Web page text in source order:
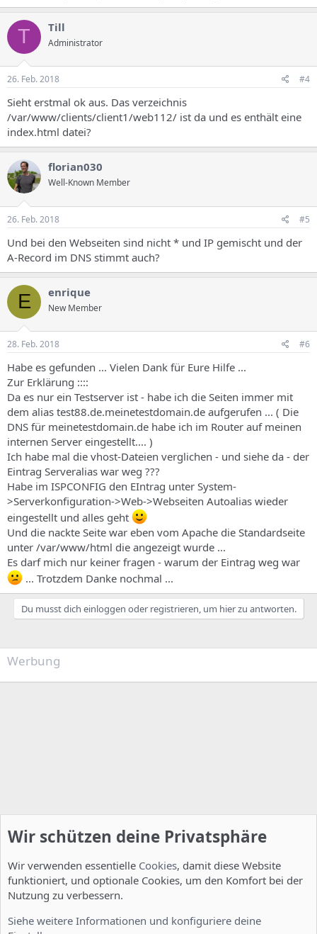
T Till
Administrator
26. Feb. 2018 #4
Sieht erstmal ok aus. Das verzeichnis
/var/www/clients/client1/web112/ ist da und es enthält eine
index.html datei?
florian030
Well-Known Member
26. Feb. 2018 #5
Und bei den Webseiten sind nicht * und IP gemischt und der
A-Record im DNS stimmt auch?
E enrique
New Member
28. Feb. 2018 #6
Habe es gefunden ... Vielen Dank für Eure Hilfe ...
Zur Erklärung ::::
Da es nur ein Testserver ist - habe ich die Seiten immer mit
dem alias test88.de.meinetestdomain.de aufgerufen ... ( Die
DNS für meinetestdomain.de habe ich im Router auf meinen
internen Server eingestellt.... )
Ich habe mal die vhost-Dateien verglichen - und siehe da - der
Eintrag Serveralias war weg ???
Habe im ISPCONFIG den EIntrag unter System-
>Serverkonfiguration->Web->Webseiten Autoalias wieder
eingestellt und alles geht
Und die nackte Seite war eben vom Apache die Standardseite
unter /var/www/html die angezeigt wurde ...
Es darf mich nur keiner fragen - warum der Eintrag weg war
... Trotzdem Danke nochmal ...
Du musst dich einloggen oder registrieren, um hier zu antworten.
Werbung
Wir schützen deine Privatsphäre
Wir verwenden essentielle Cookies, damit diese Website
funktioniert, und optionale Cookies, um den Komfort bei der
Nutzung zu verbessern.
Siehe weitere Informationen und konfiguriere deine